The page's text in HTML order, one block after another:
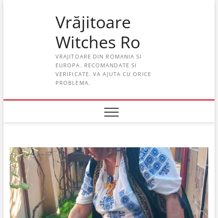
Vrăjitoare
Witches Ro
VRAJITOARE DIN ROMANIA SI
EUROPA. RECOMANDATE SI
VERIFICATE. VA AJUTA CU ORICE
PROBLEMA.